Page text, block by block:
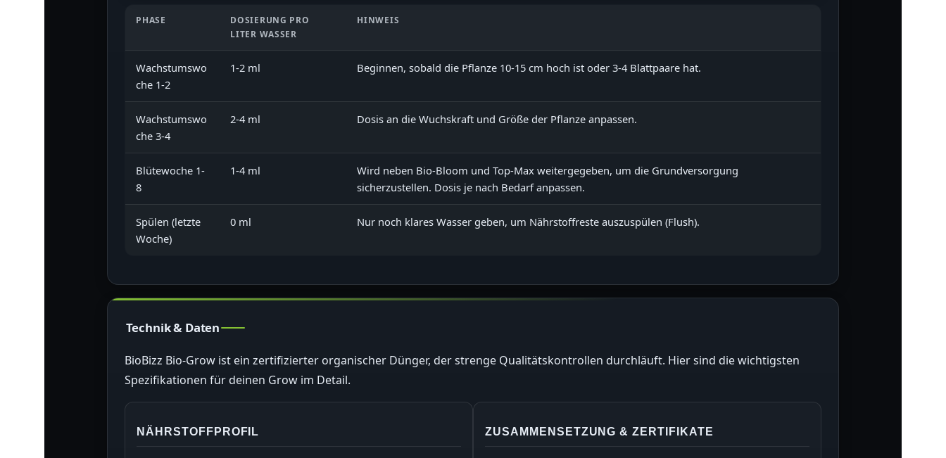
PHASE
DOSIERUNG PRO
LITER WASSER
HINWEIS
Wachstumswo
che 1-2
1-2 ml Beginnen, sobald die Pflanze 10-15 cm hoch ist oder 3-4 Blattpaare hat.
Wachstumswo
che 3-4
2-4 ml Dosis an die Wuchskraft und Größe der Pflanze anpassen.
Blütewoche 1-
8
1-4 ml
Wird neben Bio-Bloom und Top-Max weitergegeben, um die Grundversorgung
sicherzustellen. Dosis je nach Bedarf anpassen.
Spülen (letzte
Woche)
0 ml Nur noch klares Wasser geben, um Nährstoffreste auszuspülen (Flush).
Technik & Daten
BioBizz Bio-Grow ist ein zertifizierter organischer Dünger, der strenge Qualitätskontrollen durchläuft. Hier sind die wichtigsten
Spezifikationen für deinen Grow im Detail.
NÄHRSTOFFPROFIL ZUSAMMENSETZUNG & ZERTIFIKATE